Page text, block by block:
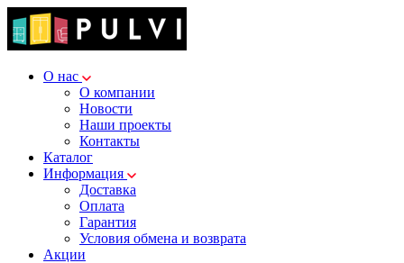
О нас
О компании
Новости
Наши проекты
Контакты
Каталог
Информация
Доставка
Оплата
Гарантия
Условия обмена и возврата
Акции